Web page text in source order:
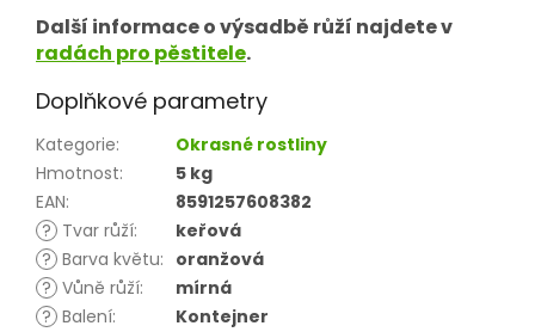
Další informace o výsadbě růží najdete v
radách pro pěstitele.
Doplňkové parametry
Kategorie:
Okrasné rostliny
Hmotnost:
5 kg
EAN:
8591257608382
? Tvar růží:
keřová
? Barva květu: oranžová
? Vůně růží:
mírná
? Balení:
Kontejner